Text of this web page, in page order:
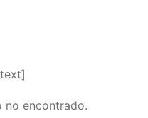
no encontrado.